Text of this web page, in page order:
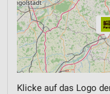
Klicke auf das Logo